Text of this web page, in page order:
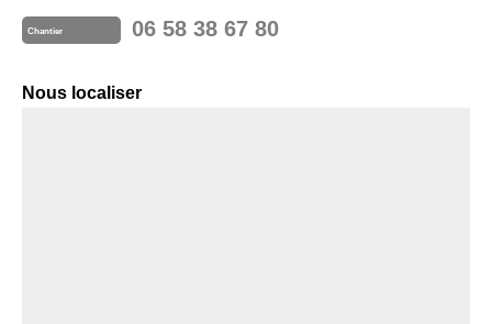
Chantier 06 58 38 67 80
Nous localiser